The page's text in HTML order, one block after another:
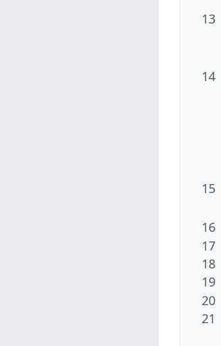
13
14
15
16
17
18
19
20
21